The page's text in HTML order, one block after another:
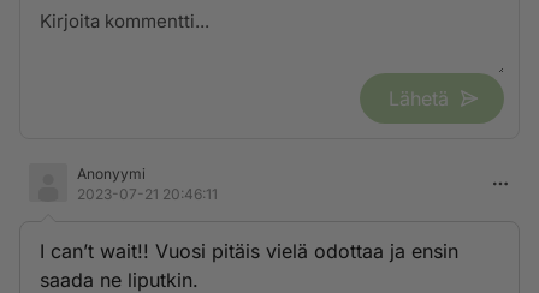
Lähetä
Anonyymi
2023-07-21 20:46:11
I can’t wait!! Vuosi pitäis vielä odottaa ja ensin
saada ne liputkin.